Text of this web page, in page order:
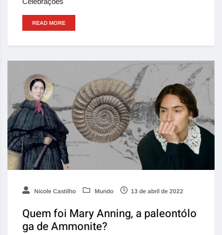
READ MORE
Nicole Castilho Mundo 13 de abril de 2022
Quem foi Mary Anning, a paleontólo
ga de Ammonite?